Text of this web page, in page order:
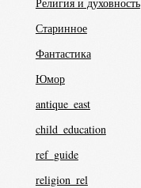
Старинное
Фантастика
Юмор
antique_east
child_education
ref_guide
religion_rel